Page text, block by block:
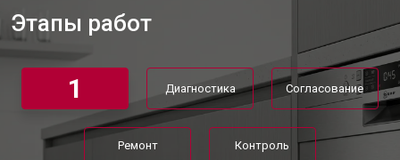
Ремонт или замена пружины дверцы Заказать
от 1100 ₽ Заказать
Замена водоприёмника от 2450 ₽ Заказать
Замена панели управления от 1550 ₽ Заказать
Этапы работ
1 Диагностика Согласование
Ремонт Контроль